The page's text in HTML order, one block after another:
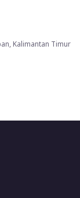
Kalimantan Timur